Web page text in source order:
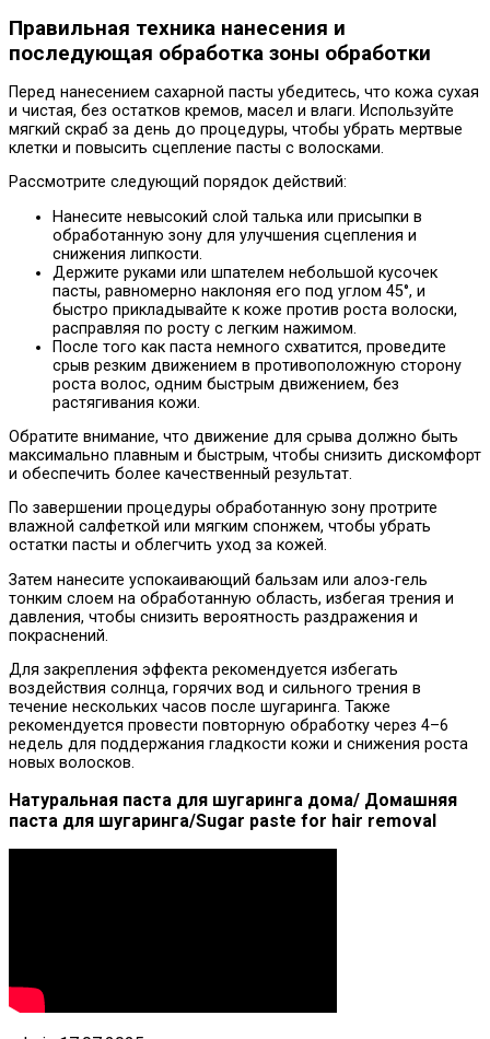
Правильная техника нанесения и
последующая обработка зоны обработки
Перед нанесением сахарной пасты убедитесь, что кожа сухая
и чистая, без остатков кремов, масел и влаги. Используйте
мягкий скраб за день до процедуры, чтобы убрать мертвые
клетки и повысить сцепление пасты с волосками.
Рассмотрите следующий порядок действий:
Нанесите невысокий слой талька или присыпки в
обработанную зону для улучшения сцепления и
снижения липкости.
Держите руками или шпателем небольшой кусочек
пасты, равномерно наклоняя его под углом 45°, и
быстро прикладывайте к коже против роста волоски,
расправляя по росту с легким нажимом.
После того как паста немного схватится, проведите
срыв резким движением в противоположную сторону
роста волос, одним быстрым движением, без
растягивания кожи.
Обратите внимание, что движение для срыва должно быть
максимально плавным и быстрым, чтобы снизить дискомфорт
и обеспечить более качественный результат.
По завершении процедуры обработанную зону протрите
влажной салфеткой или мягким спонжем, чтобы убрать
остатки пасты и облегчить уход за кожей.
Затем нанесите успокаивающий бальзам или алоэ-гель
тонким слоем на обработанную область, избегая трения и
давления, чтобы снизить вероятность раздражения и
покраснений.
Для закрепления эффекта рекомендуется избегать
воздействия солнца, горячих вод и сильного трения в
течение нескольких часов после шугаринга. Также
рекомендуется провести повторную обработку через 4–6
недель для поддержания гладкости кожи и снижения роста
новых волосков.
Натуральная паста для шугаринга дома/ Домашняя
паста для шугаринга/Sugar paste for hair removal